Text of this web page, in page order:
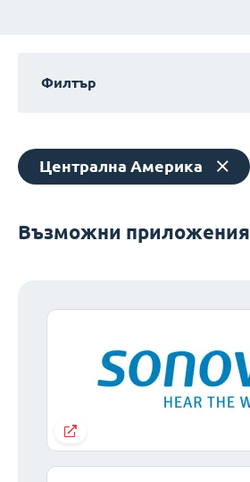
Филтър
Централна Америка
Възможни приложения